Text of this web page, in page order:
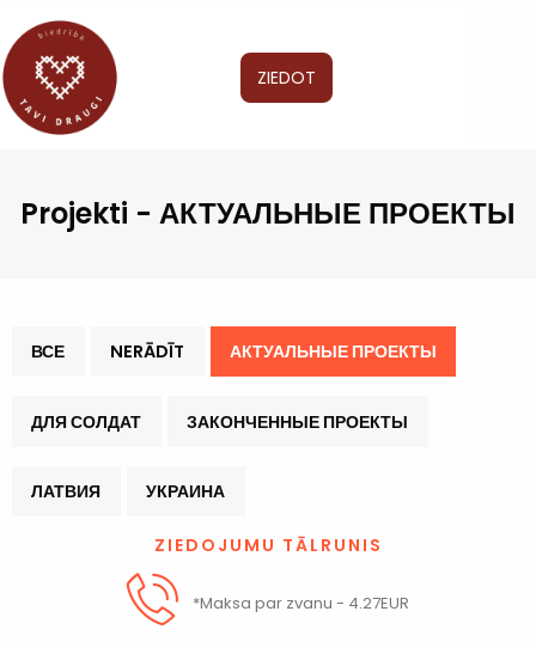
ZIEDOT
Projekti - АКТУАЛЬНЫЕ ПРОЕКТЫ
ВСЕ NERĀDĪT АКТУАЛЬНЫЕ ПРОЕКТЫ
ДЛЯ СОЛДАТ ЗАКОНЧЕННЫЕ ПРОЕКТЫ
ЛАТВИЯ УКРАИНА
ZIEDOJUMU TĀLRUNIS
*Maksa par zvanu - 4.27EUR